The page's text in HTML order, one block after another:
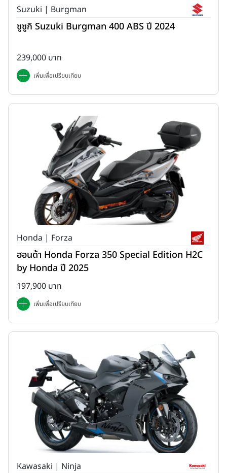
Suzuki | Burgman
ซูซูกิ Suzuki Burgman 400 ABS ปี 2024
239,000 บาท
เพิ่มเพื่อเปรียบเทียบ
Honda | Forza
ฮอนด้า Honda Forza 350 Special Edition H2C
by Honda ปี 2025
197,900 บาท
เพิ่มเพื่อเปรียบเทียบ
Kawasaki | Ninja